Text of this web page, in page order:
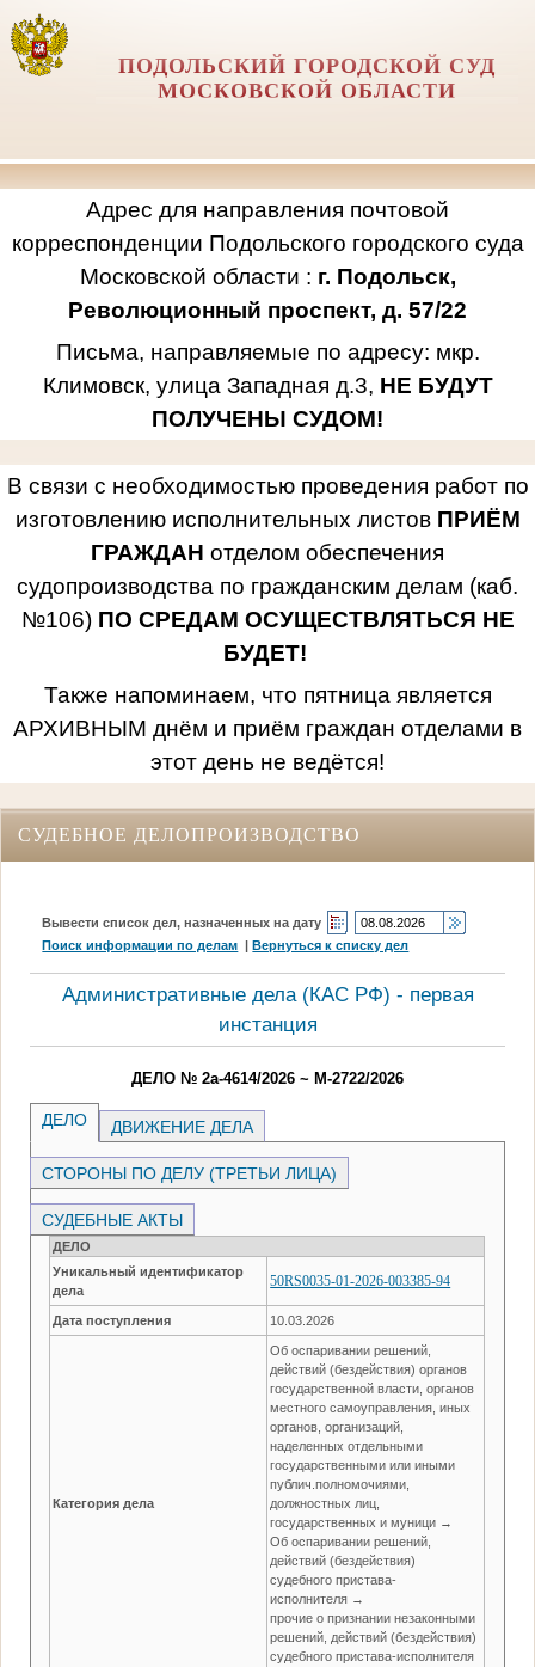
ПОДОЛЬСКИЙ ГОРОДСКОЙ СУД
МОСКОВСКОЙ ОБЛАСТИ
Адрес для направления почтовой
корреспонденции Подольского городского суда
Московской области : г. Подольск,
Революционный проспект, д. 57/22
Письма, направляемые по адресу: мкр.
Климовск, улица Западная д.3, НЕ БУДУТ
ПОЛУЧЕНЫ СУДОМ!
В связи с необходимостью проведения работ по
изготовлению исполнительных листов ПРИЁМ
ГРАЖДАН отделом обеспечения
судопроизводства по гражданским делам (каб.
№106) ПО СРЕДАМ ОСУЩЕСТВЛЯТЬСЯ НЕ
БУДЕТ!
Также напоминаем, что пятница является
АРХИВНЫМ днём и приём граждан отделами в
этот день не ведётся!
СУДЕБНОЕ ДЕЛОПРОИЗВОДСТВО
Вывести список дел, назначенных на дату
Поиск информации по делам |Вернуться к списку дел
Административные дела (КАC РФ) - первая
инстанция
ДЕЛО № 2а-4614/2026 ~ М-2722/2026
ДЕЛО ДВИЖЕНИЕ ДЕЛА
СТОРОНЫ ПО ДЕЛУ (ТРЕТЬИ ЛИЦА)
СУДЕБНЫЕ АКТЫ
ДЕЛО
Уникальный идентификатор
дела
50RS0035-01-2026-003385-94
Дата поступления 10.03.2026
Категория дела
Об оспаривании решений,
действий (бездействия) органов
государственной власти, органов
местного самоуправления, иных
органов, организаций,
наделенных отдельными
государственными или иными
публич.полномочиями,
должностных лиц,
государственных и муници →
Об оспаривании решений,
действий (бездействия)
судебного пристава-
исполнителя →
прочие о признании незаконными
решений, действий (бездействия)
судебного пристава-исполнителя